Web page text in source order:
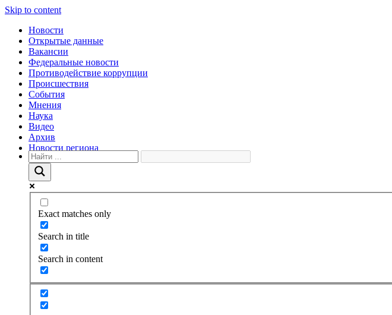
Skip to content
Новости
Открытые данные
Вакансии
Федеральные новости
Противодействие коррупции
Происшествия
События
Мнения
Наука
Видео
Архив
Новости региона
Exact matches only
Search in title
Search in content